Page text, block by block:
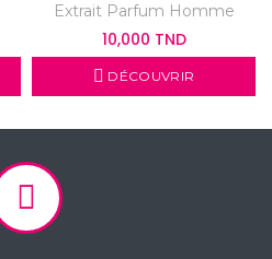
Extrait Parfum Homme
10,000 TND
DÉCOUVRIR